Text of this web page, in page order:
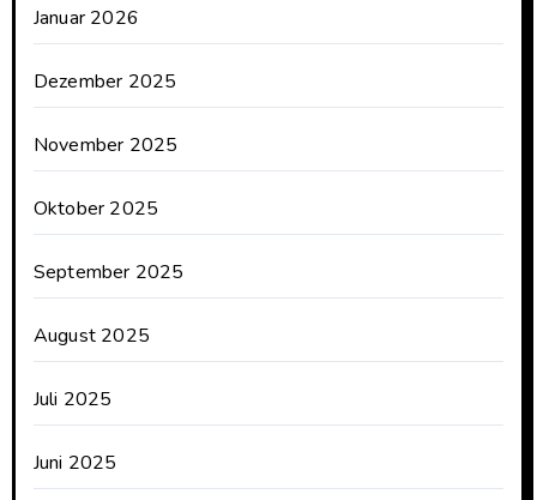
Januar 2026
Dezember 2025
November 2025
Oktober 2025
September 2025
August 2025
Juli 2025
Juni 2025